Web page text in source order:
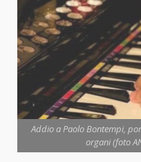
Addio a Paolo Bontempi,
organi (foto